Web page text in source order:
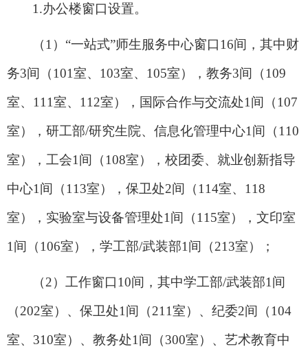
1.办公楼窗口设置。
（1）“一站式”师生服务中心窗口16间，其中财
务3间（101室、103室、105室），教务3间（109
室、111室、112室），国际合作与交流处1间（107
室），研工部/研究生院、信息化管理中心1间（110
室），工会1间（108室），校团委、就业创新指导
中心1间（113室），保卫处2间（114室、118
室），实验室与设备管理处1间（115室），文印室
1间（106室），学工部/武装部1间（213室）；
（2）工作窗口10间，其中学工部/武装部1间
（202室）、保卫处1间（211室）、纪委2间（104
室、310室）、教务处1间（300室）、艺术教育中